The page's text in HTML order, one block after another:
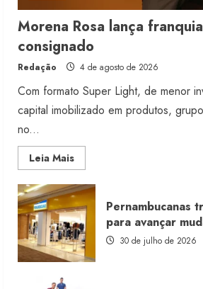
Morena Rosa lança
consignado
Redação 4 de agosto de 2026
Com formato Super Light, de menor
capital imobilizado em produtos,
no...
Leia MaisRead
more
Morena
Rosa
lança
franquia
com
estoque
consignado
Pernambucanas
para avançar
30 de julho de 2026